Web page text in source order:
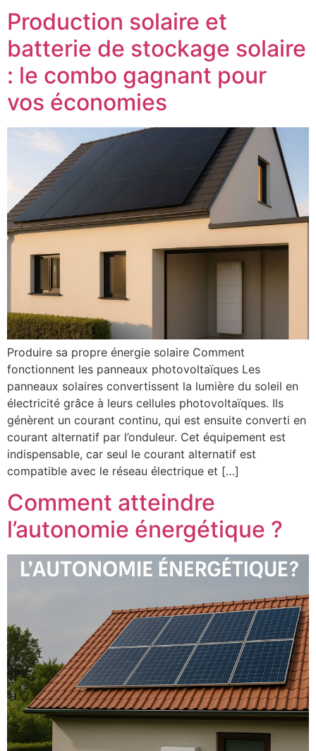
Production solaire et
batterie de stockage solaire
: le combo gagnant pour
vos économies
Produire sa propre énergie solaire Comment
fonctionnent les panneaux photovoltaïques Les
panneaux solaires convertissent la lumière du soleil en
électricité grâce à leurs cellules photovoltaïques. Ils
génèrent un courant continu, qui est ensuite converti en
courant alternatif par l’onduleur. Cet équipement est
indispensable, car seul le courant alternatif est
compatible avec le réseau électrique et […]
Comment atteindre
l’autonomie énergétique ?